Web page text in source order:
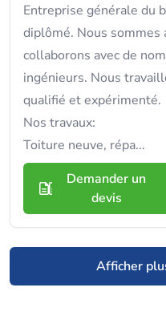
Entreprise générale du
diplômé. Nous
collaborons avec de
ingénieurs. Nous
qualifié et expérimenté.
Nos travaux:
Toiture neuve, répa...
Demander un
devis
Afficher